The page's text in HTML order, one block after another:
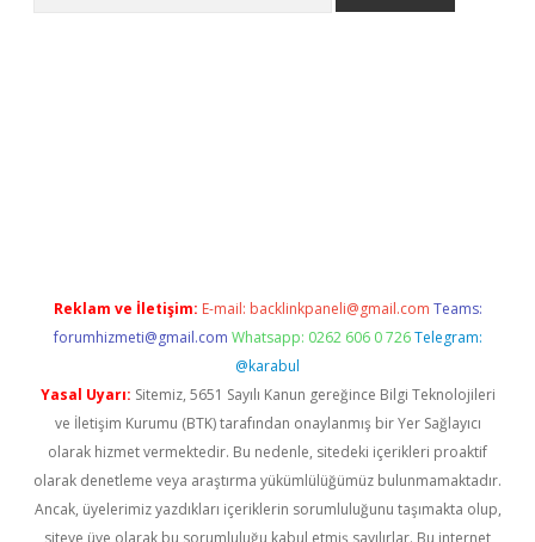
Reklam ve İletişim: E-mail: backlinkpaneli@gmail.com Teams:
forumhizmeti@gmail.com Whatsapp: 0262 606 0 726 Telegram:
@karabul
Yasal Uyarı: Sitemiz, 5651 Sayılı Kanun gereğince Bilgi Teknolojileri
ve İletişim Kurumu (BTK) tarafından onaylanmış bir Yer Sağlayıcı
olarak hizmet vermektedir. Bu nedenle, sitedeki içerikleri proaktif
olarak denetleme veya araştırma yükümlülüğümüz bulunmamaktadır.
Ancak, üyelerimiz yazdıkları içeriklerin sorumluluğunu taşımakta olup,
siteye üye olarak bu sorumluluğu kabul etmiş sayılırlar. Bu internet